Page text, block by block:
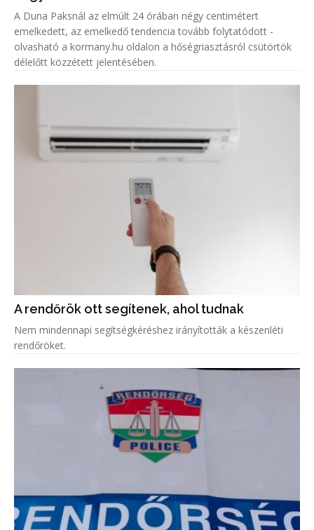
A Duna Paksnál az elmúlt 24 órában négy centimétert
emelkedett, az emelkedő tendencia tovább folytatódott -
olvasható a kormany.hu oldalon a hőségriasztásról csütörtök
délelőtt közzétett jelentésében.
A rendőrök ott segítenek, ahol tudnak
Nem mindennapi segítségkéréshez irányították a készenléti
rendőröket.